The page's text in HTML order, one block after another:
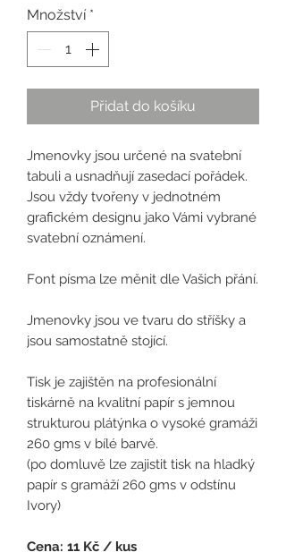
Množství *
Přidat do košíku
Jmenovky jsou určené na svatební
tabuli a usnadňují zasedací pořádek.
Jsou vždy tvořeny v jednotném
grafickém designu jako Vámi vybrané
svatební oznámení.
Font písma lze měnit dle Vašich přání.
Jmenovky jsou ve tvaru do stříšky a
jsou samostatně stojící.
Tisk je zajištěn na profesionální
tiskárně na kvalitní papír s jemnou
strukturou plátýnka o vysoké gramáži
260 gms v bílé barvě.
(po domluvě lze zajistit tisk na hladký
papír s gramáží 260 gms v odstínu
Ivory)
Cena: 11 Kč / kus